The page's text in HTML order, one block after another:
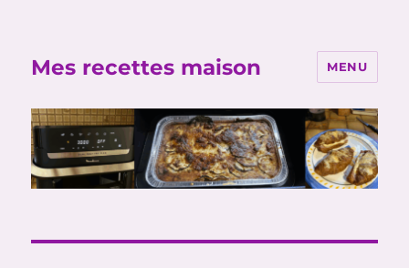
Mes recettes maison MENU